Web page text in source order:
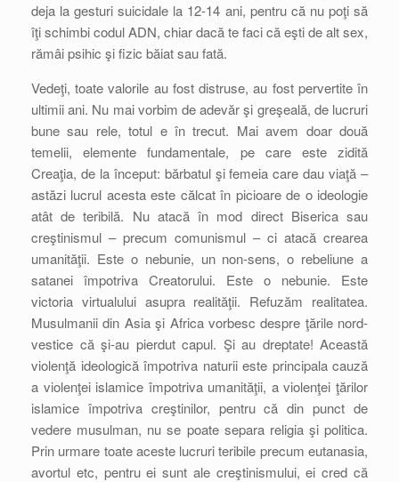
deja la gesturi suicidale la 12-14 ani, pentru că nu poţi să
îţi schimbi codul ADN, chiar dacă te faci că eşti de alt sex,
rămâi psihic şi fizic băiat sau fată.
Vedeţi, toate valorile au fost distruse, au fost pervertite în
ultimii ani. Nu mai vorbim de adevăr şi greşeală, de lucruri
bune sau rele, totul e în trecut. Mai avem doar două
temelii, elemente fundamentale, pe care este zidită
Creaţia, de la început: bărbatul şi femeia care dau viaţă –
astăzi lucrul acesta este călcat în picioare de o ideologie
atât de teribilă. Nu atacă în mod direct Biserica sau
creştinismul – precum comunismul – ci atacă crearea
umanităţii. Este o nebunie, un non-sens, o rebeliune a
satanei împotriva Creatorului. Este o nebunie. Este
victoria virtualului asupra realităţii. Refuzăm realitatea.
Musulmanii din Asia şi Africa vorbesc despre ţările nord-
vestice că şi-au pierdut capul. Şi au dreptate! Această
violenţă ideologică împotriva naturii este principala cauză
a violenţei islamice împotriva umanităţii, a violenţei ţărilor
islamice împotriva creştinilor, pentru că din punct de
vedere musulman, nu se poate separa religia şi politica.
Prin urmare toate aceste lucruri teribile precum eutanasia,
avortul etc, pentru ei sunt ale creştinismului, ei cred că